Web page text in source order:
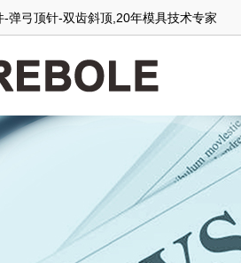
-弹弓顶针-双齿斜顶,20年模具技术专家